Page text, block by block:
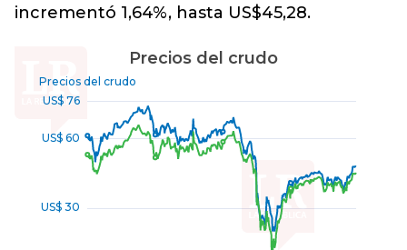
incrementó 1,64%, hasta US$45,28.